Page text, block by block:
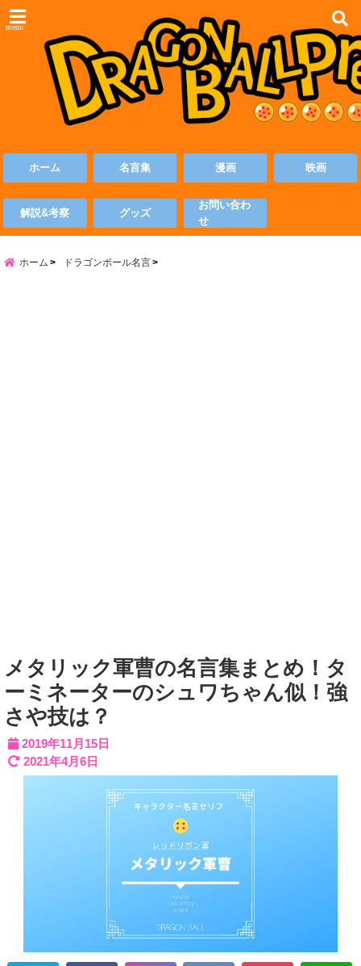
menu
ホーム 名言集 漫画 映画
解説&考察 グッズ
お問い合わ
せ
ホーム ドラゴンボール名言
メタリック軍曹の名言集まとめ！タ
ーミネーターのシュワちゃん似！強
さや技は？
2019年11月15日
2021年4月6日